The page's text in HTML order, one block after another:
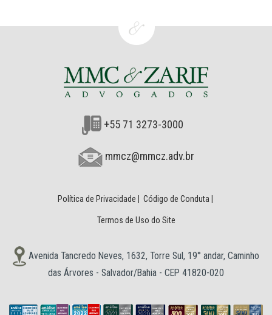
+55 71 3273-3000
mmcz@mmcz.adv.br
Política de Privacidade Código de Conduta
Termos de Uso do Site
Avenida Tancredo Neves, 1632, Torre Sul, 19° andar, Caminho
das Árvores - Salvador/Bahia - CEP 41820-020